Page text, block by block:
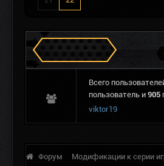
Сталкеров в Зоне
Всего
пользователь и 905
viktor19
Форум Модификации к серии